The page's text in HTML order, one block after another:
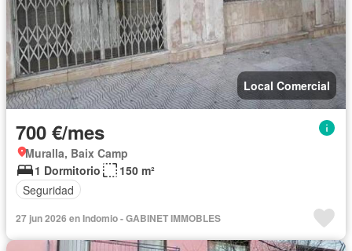
Local Comercial
700 €/mes
Muralla, Baix Camp
1 Dormitorio
150 m²
Seguridad
27 jun 2026 en Indomio - GABINET IMMOBLES